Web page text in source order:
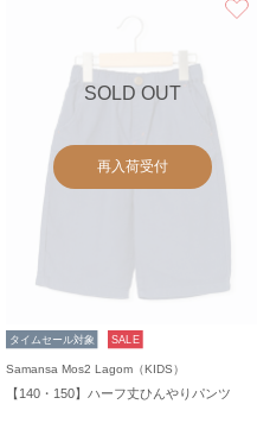
SOLD OUT
再入荷受付
タイムセール対象 SALE
Samansa Mos2 Lagom（KIDS）
【140・150】ハーフ丈ひんやりパンツ